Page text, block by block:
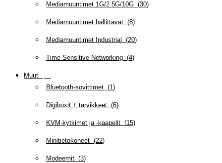
Mediamuuntimet 1G/2.5G/10G (30)
Mediamuuntimet hallittavat (8)
Mediamuuntimet Industrial (20)
Time-Sensitive Networking (4)
Muut
Bluetooth-sovittimet (1)
Digiboxit + tarvikkeet (6)
KVM-kytkimet ja -kaapelit (15)
Minitietokoneet (22)
Modeemit (3)